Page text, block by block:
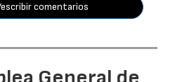
comentarios